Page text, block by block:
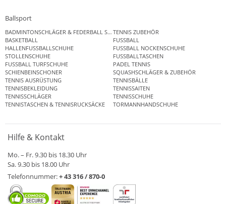
Ballsport
BADMINTONSCHLÄGER & FEDERBALL SETSTENNIS ZUBEHÖR
BASKETBALL
FUSSBALL
HALLENFUSSBALLSCHUHE
FUSSBALL NOCKENSCHUHE
STOLLENSCHUHE
FUSSBALLTASCHEN
FUSSBALL TURFSCHUHE
PADEL TENNIS
SCHIENBEINSCHONER
SQUASHSCHLÄGER & ZUBEHÖR
TENNIS AUSRÜSTUNG
TENNISBÄLLE
TENNISBEKLEIDUNG
TENNISSAITEN
TENNISSCHLÄGER
TENNISSCHUHE
TENNISTASCHEN & TENNISRUCKSÄCKE
TORMANNHANDSCHUHE
Hilfe & Kontakt
Mo. – Fr. 9.30 bis 18.30 Uhr
Sa. 9.30 bis 18.00 Uhr
Telefonnummer:+ 43 316 / 870-0